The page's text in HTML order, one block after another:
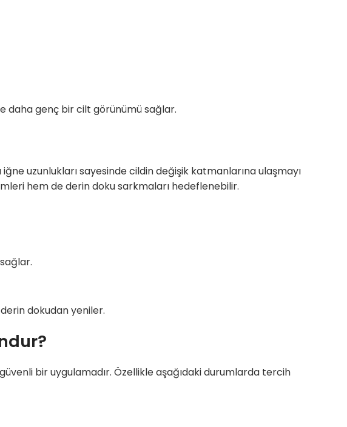
daha genç bir cilt görünümü sağlar.
uzunlukları sayesinde cildin değişik katmanlarına ulaşmayı
hem de derin doku sarkmaları hedeflenebilir.
dokudan yeniler.
bir uygulamadır. Özellikle aşağıdaki durumlarda tercih